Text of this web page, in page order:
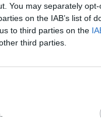
You may separately
on the IAB’s list of
to third parties on the
third parties.